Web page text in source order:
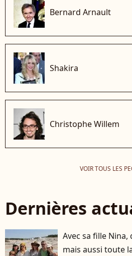
Bernard Arnault
Shakira
Christophe Willem
VOIR TOUS LES
Dernières
Avec sa fille
mais aussi toute